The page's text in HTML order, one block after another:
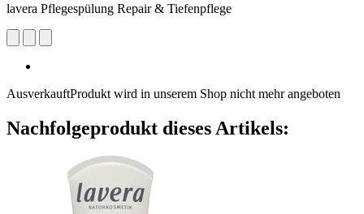
lavera Pflegespülung Repair & Tiefenpflege
AusverkauftProdukt wird in unserem Shop nicht mehr angeboten
Nachfolgeprodukt dieses Artikels: